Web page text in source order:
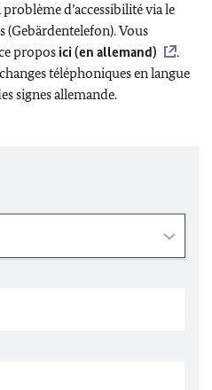
d’accessibilité via le
(Gebärdentelefon). Vous
propos ici (en allemand)
.
téléphoniques en langue
signes allemande.